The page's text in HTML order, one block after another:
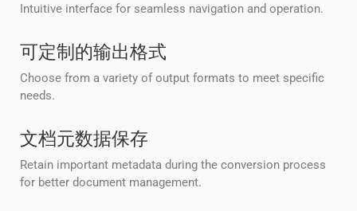
Intuitive interface for seamless navigation and operation.
可定制的输出格式
Choose from a variety of output formats to meet specific
needs.
文档元数据保存
Retain important metadata during the conversion process
for better document management.